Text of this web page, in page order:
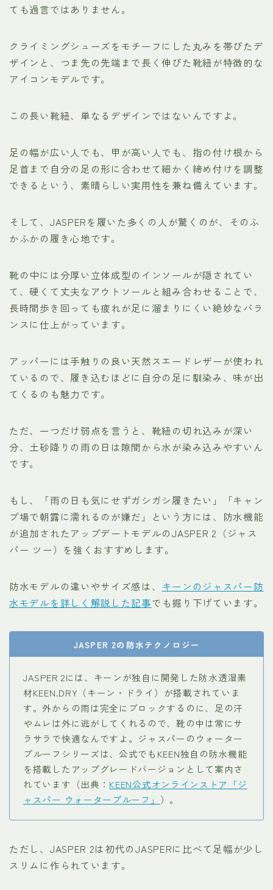
ても過言ではありません。
クライミングシューズをモチーフにした丸みを帯びたデ
ザインと、つま先の先端まで長く伸びた靴紐が特徴的な
アイコンモデルです。
この長い靴紐、単なるデザインではないんですよ。
足の幅が広い人でも、甲が高い人でも、指の付け根から
足首まで自分の足の形に合わせて細かく締め付けを調整
できるという、素晴らしい実用性を兼ね備えています。
そして、JASPERを履いた多くの人が驚くのが、そのふ
かふかの履き心地です。
靴の中には分厚い立体成型のインソールが隠されてい
て、硬くて丈夫なアウトソールと組み合わせることで、
長時間歩き回っても疲れが足に溜まりにくい絶妙なバラ
ンスに仕上がっています。
アッパーには手触りの良い天然スエードレザーが使われ
ているので、履き込むほどに自分の足に馴染み、味が出
てくるのも魅力です。
ただ、一つだけ弱点を言うと、靴紐の切れ込みが深い
分、土砂降りの雨の日は隙間から水が染み込みやすいん
です。
もし、「雨の日も気にせずガシガシ履きたい」「キャン
プ場で朝露に濡れるのが嫌だ」という方には、防水機能
が追加されたアップデートモデルのJASPER 2（ジャス
パー ツー）を強くおすすめします。
防水モデルの違いやサイズ感は、 キーンのジャスパー防
水モデルを詳しく解説した記事でも掘り下げています。
JASPER 2の防水テクノロジー
JASPER 2には、キーンが独自に開発した防水透湿素
材KEEN.DRY（キーン・ドライ）が搭載されていま
す。外からの雨は完全にブロックするのに、足の汗
やムレは外に逃がしてくれるので、靴の中は常にサ
ラサラで快適なんですよ。ジャスパーのウォーター
プルーフシリーズは、公式でもKEEN独自の防水機能
を搭載したアップグレードバージョンとして案内さ
れています（出典： KEEN公式オンラインストア「ジ
ャスパー ウォータープルーフ」 ）。
ただし、JASPER 2は初代のJASPERに比べて足幅が少し
スリムに作られています。